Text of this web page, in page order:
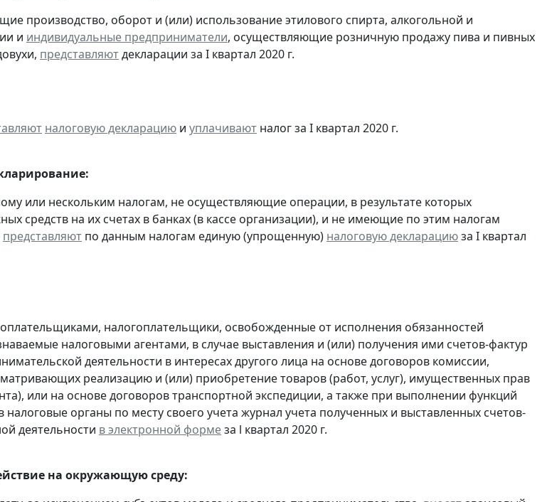
производство, оборот и (или) использование этилового спирта, алкогольной и
и индивидуальные предприниматели, осуществляющие розничную продажу пива и пивных
представляютдекларации за I квартал 2020 г.
налоговую декларацию и уплачивают налог за I квартал 2020 г.
или нескольким налогам, не осуществляющие операции, в результате которых
средств на их счетах в банках (в кассе организации), и не имеющие по этим налогам
представляют по данным налогам единую (упрощенную) налоговую декларациюза I квартал
налогоплательщики, освобожденные от исполнения обязанностей
налоговыми агентами, в случае выставления и (или) получения ими счетов-фактур
деятельности в интересах другого лица на основе договоров комиссии,
реализацию и (или) приобретение товаров (работ, услуг), имущественных прав
или на основе договоров транспортной экспедиции, а также при выполнении функций
налоговые органы по месту своего учета журнал учета полученных и выставленных счетов-
деятельности в электронной формеза l квартал 2020 г.
на окружающую среду: